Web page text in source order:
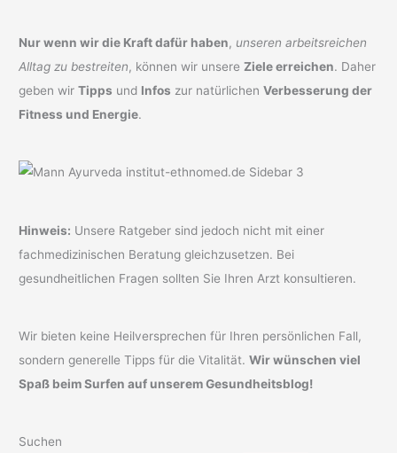
Nur wenn wir die Kraft dafür haben, unseren arbeitsreichen
Alltag zu bestreiten, können wir unsereZiele erreichen. Daher
geben wirTipps und Infos zur natürlichenVerbesserung der
Fitness und Energie.
Hinweis: Unsere Ratgeber sind jedoch nicht mit einer
fachmedizinischen Beratung gleichzusetzen. Bei
gesundheitlichen Fragen sollten Sie Ihren Arzt konsultieren.
Wir bieten keine Heilversprechen für Ihren persönlichen Fall,
sondern generelle Tipps für die Vitalität.Wir wünschen viel
Spaß beim Surfen auf unserem Gesundheitsblog!
Suchen